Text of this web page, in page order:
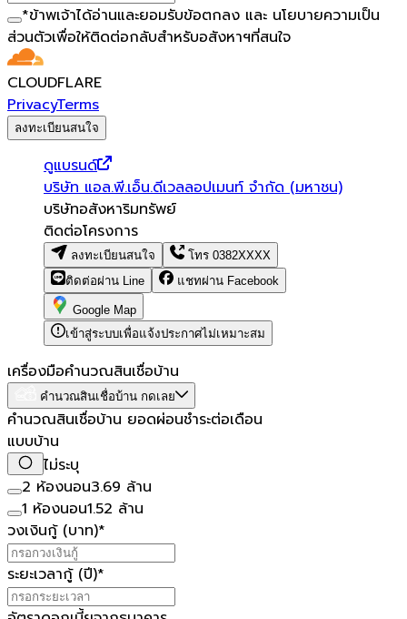
*ข้าพเจ้าได้อ่านและยอมรับข้อตกลง และ นโยบายความเป็น
ส่วนตัวเพื่อให้ติดต่อกลับสำหรับอสังหาฯที่สนใจ
CLOUDFLARE
PrivacyTerms
ลงทะเบียนสนใจ
ดูแบรนด์
บริษัท แอล.พี.เอ็น.ดีเวลลอปเมนท์ จำกัด (มหาชน)
บริษัทอสังหาริมทรัพย์
ติดต่อโครงการ
ลงทะเบียนสนใจ โทร 0382XXXX
ติดต่อผ่าน Line
แชทผ่าน Facebook
Google Map
เข้าสู่ระบบเพื่อแจ้งประกาศไม่เหมาะสม
เครื่องมือคำนวณสินเชื่อบ้าน
คำนวณสินเชื่อบ้าน กดเลย
คำนวณสินเชื่อบ้าน ยอดผ่อนชำระต่อเดือน
แบบบ้าน
ไม่ระบุ
2 ห้องนอน3.69 ล้าน
1 ห้องนอน1.52 ล้าน
วงเงินกู้ (บาท)*
ระยะเวลากู้ (ปี)*